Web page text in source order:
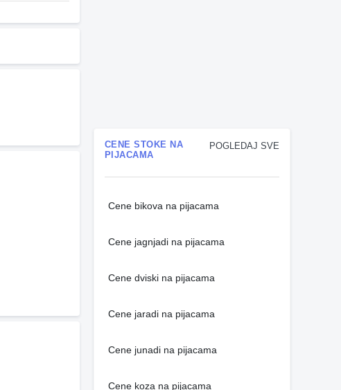
POGLEDAJ SVE
CENE STOKE NA
PIJACAMA
Cene bikova na pijacama
Cene jagnjadi na pijacama
Cene dviski na pijacama
Cene jaradi na pijacama
Cene junadi na pijacama
Cene koza na pijacama